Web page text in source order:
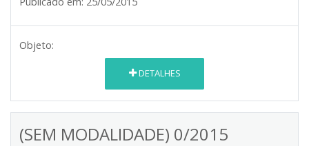
Objeto:
DETALHES
(SEM MODALIDADE) 0/2015